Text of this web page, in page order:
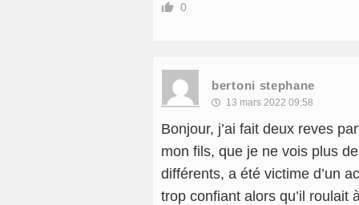
0
bertoni stephane
13 mars 2022 09:58
Bonjour, j’ai fait deux reves
mon fils, que je ne vois plus
différents, a été victime d’un
trop confiant alors qu’il roulait